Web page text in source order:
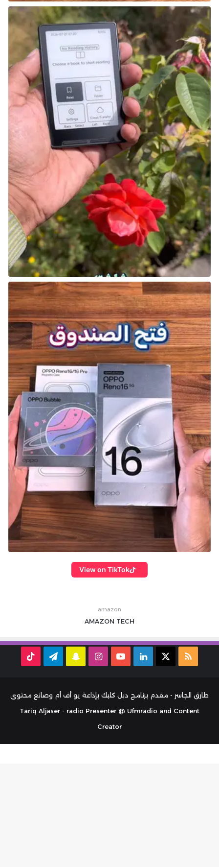
إلا أن آخر أمل للبشرية كان مخاطرة كبيرة وغير مضمونة. كان
قبل.
شارك هذه الصفحة عبر
View on TikTok
amazon
AMAZON TECH
ملخص
RSS
لينكدإن ‫YouTubeانستقرامسناب تيلقرام
طارق الجاسر - مقدم برنامج دبل كليك بإذاعة يو أف أم وصانع محتوى
Tariq Aljaser - radio Presenter @ Ufmradio and Content
Creator